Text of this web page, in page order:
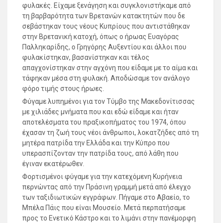
φυλακές. Είχαμε ξενάγηση και συγκλονιστήκαμε από
τη βαρβαρότητα των Βρετανών κατακτητών που δε
σεβάστηκαν τους νέους Κυπρίους που αντιστάθηκαν
στην Βρετανική κατοχή, όπως ο ήρωας Ευαγόρας
Παλληκαρίδης, ο Γρηγόρης Αυξεντίου και άλλοι που
φυλακίστηκαν, βασανίστηκαν και τέλος
απαγχονίστηκαν στην αγχόνη που είδαμε με το αίμα και
τάφηκαν μέσα στη φυλακή. Αποδώσαμε τον ανάλογο
φόρο τιμής στους ήρωες.
Φύγαμε λυπημένοι για τον Τύμβο της Μακεδονίτισσας
με χιλιάδες μνήματα που και εδώ είδαμε και ήταν
αποτελέσματα του πραξικοπήματος του 1974, όπου
έχασαν τη ζωή τους νέοι άνθρωποι, λοκατζήδες από τη
μητέρα πατρίδα την Ελλάδα και την Κύπρο που
υπερασπίζονταν την πατρίδα τους, από λάθη που
έγιναν εκατέρωθεν.
Φορτισμένοι φύγαμε για την κατεχόμενη Κυρήνεια
περνώντας από την Πράσινη γραμμή μετά από έλεγχο
των ταξιδιωτικών εγγράφων. Πήγαμε στο Αβαείο, το
Μπέλα Πάις που είναι Μουσείο. Μετά περπατήσαμε
προς το Ενετικό Κάστρο και το λιμάνι στην πανέμορφη